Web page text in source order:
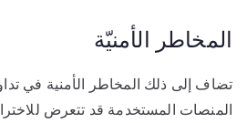
المخاطر الأمنيّة
تضاف إلى ذلك المخاطر الأمنية في
المنصات المستخدمة قد تتعرض